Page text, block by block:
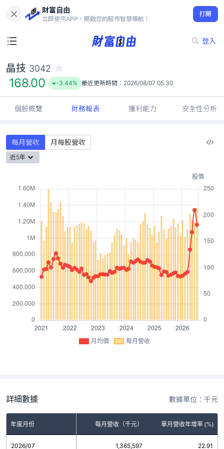
財富自由
立即使用APP，開啟您的股市智慧導航！
打開
登入
168.00
-3.44%
晶技 3042
168.00 -3.44% 最近更新時間： 2026/08/07 05:30
個股概覽 財務報表 獲利能力 安全性分析
每月營收 月每股營收
近5年
月均價 每月營收
詳細數據 數據單位：千元
年度月份 每月營收（千元） 單月營收年增率 (%)
2026/07 1,365,597 22.91